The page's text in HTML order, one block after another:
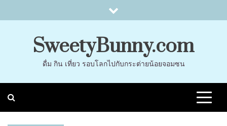
to
SweetyBunny.com
ดื่ม กิน เที่ยว รอบโลกไปกับกระต่ายน้อยจอมซน